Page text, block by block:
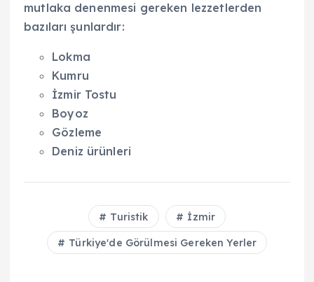
mutlaka denenmesi gereken lezzetlerden
bazıları şunlardır:
Lokma
Kumru
İzmir Tostu
Boyoz
Gözleme
Deniz ürünleri
Turistik İzmir
Türkiye'de Görülmesi Gereken Yerler